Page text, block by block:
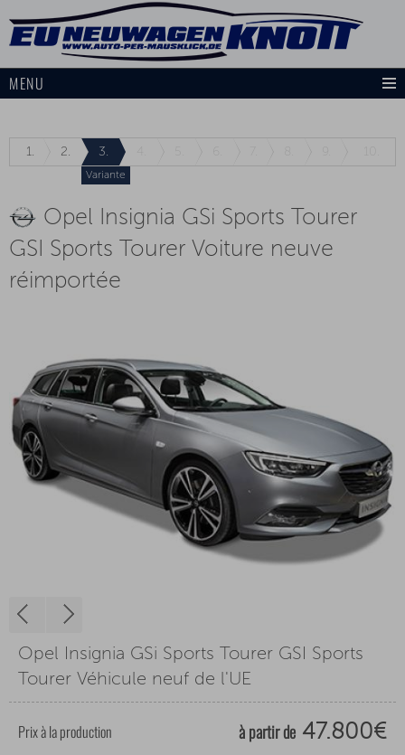
MENU
1. 2. 3.
Variante
Opel Insignia GSi Sports Tourer
GSI Sports Tourer Voiture neuve
réimportée
Opel Insignia GSi Sports Tourer GSI Sports
Tourer Véhicule neuf de l'UE
Prix à la production à partir de 47.800€